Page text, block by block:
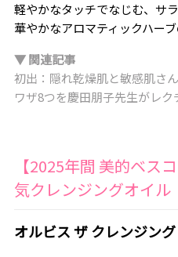
軽やかなタッチでなじむ、サ
華やかなアロマティックハーブ
▼ 関連記事
初出：隠れ乾燥肌と敏感肌さ
ワザ8つを慶田朋子先生がレク
【2025年間 美的ベス
気クレンジングオイル
オルビス ザ クレンジン